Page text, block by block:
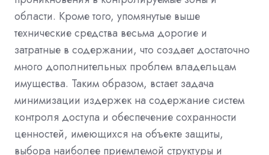
области. Кроме того, упомянутые выше
технические средства весьма дорогие и
затратные в содержании, что создает достаточно
много дополнительных проблем владельцам
имущества. Таким образом, встает задача
минимизации издержек на содержание систем
контроля доступа и обеспечение сохранности
ценностей, имеющихся на объекте защиты,
выбора наиболее приемлемой структуры и